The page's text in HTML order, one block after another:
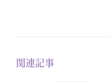
関連記事